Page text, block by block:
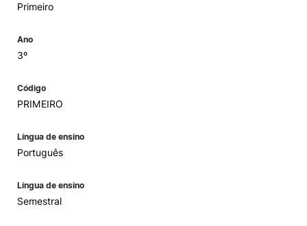
Primeiro
Ano
3º
Código
PRIMEIRO
Língua de ensino
Português
Língua de ensino
Semestral